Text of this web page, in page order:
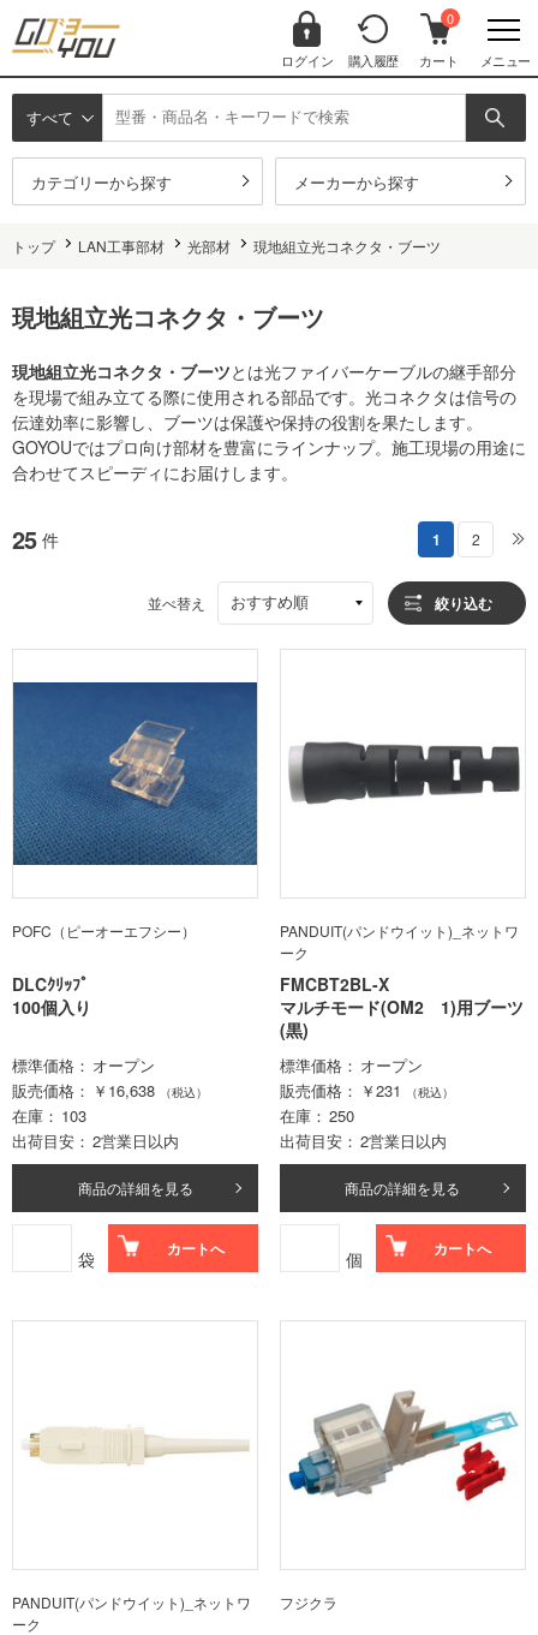
ログイン 購入履歴
0
カート メニュー
すべて
カテゴリーから探す メーカーから探す
トップ LAN工事部材 光部材 現地組立光コネクタ・ブーツ
現地組立光コネクタ・ブーツ
現地組立光コネクタ・ブーツとは光ファイバーケーブルの継手部分
を現場で組み立てる際に使用される部品です。光コネクタは信号の
伝達効率に影響し、ブーツは保護や保持の役割を果たします。
GOYOUではプロ向け部材を豊富にラインナップ。施工現場の用途に
合わせてスピーディにお届けします。
25 件 1 2
並べ替え おすすめ順 絞り込む
POFC（ピーオーエフシー）
DLCｸﾘｯﾌﾟ
100個入り
標準価格
オープン
販売価格
￥16,638 （税込）
在庫
103
出荷目安
2営業日以内
商品の詳細を見る
袋 カートへ
PANDUIT(パンドウイット)_ネットワ
ーク
FMCBT2BL-X
マルチモード(OM2 1)用ブーツ
(黒)
標準価格
オープン
販売価格
￥231 （税込）
在庫
250
出荷目安
2営業日以内
商品の詳細を見る
個 カートへ
PANDUIT(パンドウイット)_ネットワ
ーク
フジクラ